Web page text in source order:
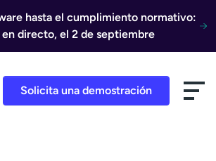
hasta el cumplimiento normativo:
directo, el 2 de septiembre
Solicita una demostración